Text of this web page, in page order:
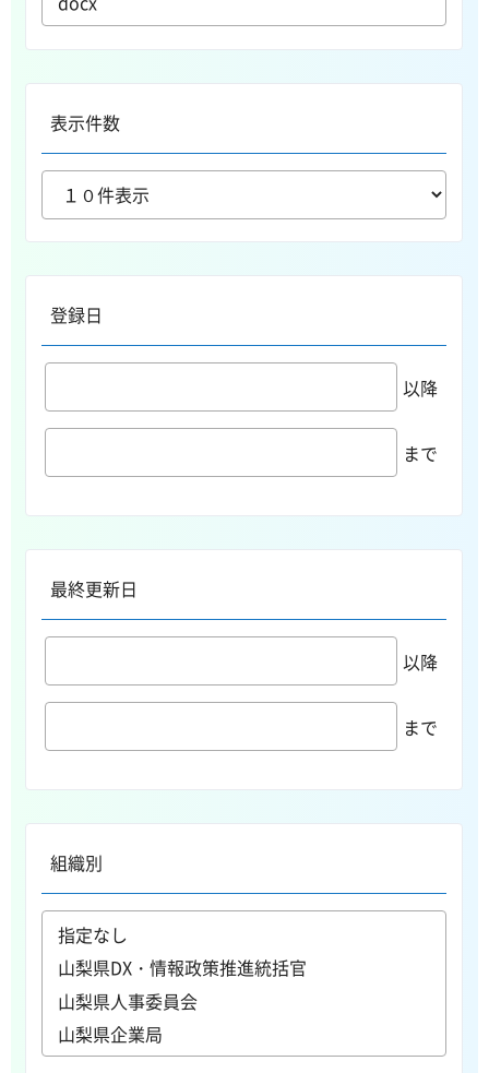
表示件数
登録日
以降
まで
最終更新日
以降
まで
組織別